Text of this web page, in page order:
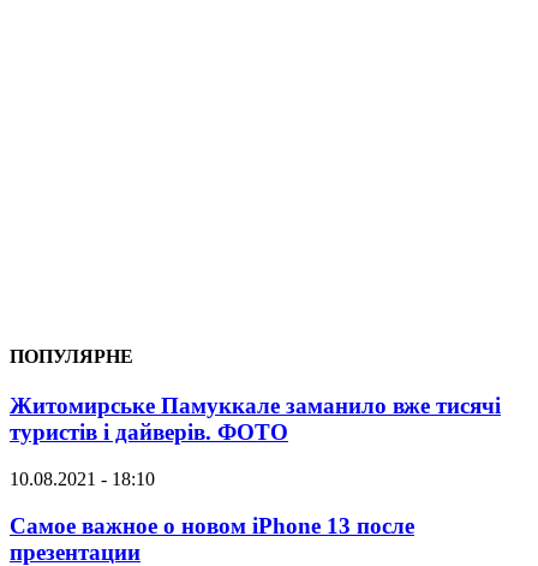
ПОПУЛЯРНЕ
Житомирське Памуккале заманило вже тисячі
туристів і дайверів. ФОТО
10.08.2021 - 18:10
Самое важное о новом iPhone 13 после
презентации